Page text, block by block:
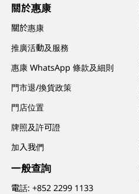
關於惠康
關於惠康
推廣活動及服務
惠康 WhatsApp 條款及細則
門市退/換貨政策
門店位置
牌照及許可證
加入我們
一般查詢
電話:+852 2299 1133